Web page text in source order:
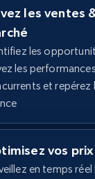
Brand,
Availability,
5.7K+
les ventes
les
les
et repérez
vos prix
en temps réel